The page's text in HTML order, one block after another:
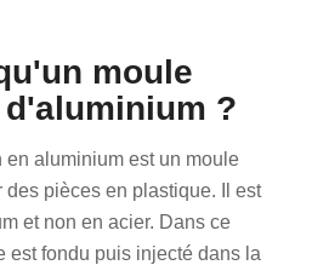
moule
?
aluminium est un moule
des pièces en plastique. Il est
et non en acier. Dans ce
est fondu puis injecté dans la